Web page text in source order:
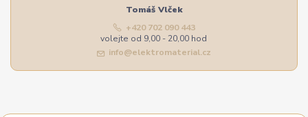
Tomáš Vlček
+420 702 090 443
volejte od 9,00 - 20,00 hod
info@elektromaterial.cz